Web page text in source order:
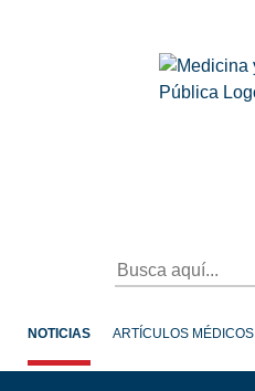
NOTICIAS ARTÍCULOS MÉDICOS